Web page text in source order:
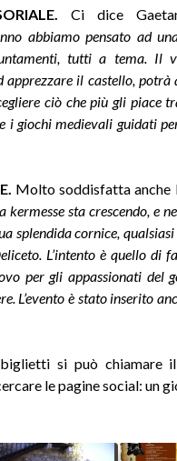
Ci dice
abbiamo pensato ad
tutti a tema. Il
il castello,
ciò che più gli piace
i giochi medievali guidati
Molto soddisfatta anche
kermesse sta crescendo, e
splendida cornice,
L’intento è quello di
per gli appassionati del
L’evento è stato inserito
si può chiamare
le pagine social: un